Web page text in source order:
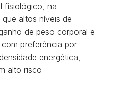
fisiológico, na
altos níveis de
de peso corporal e
preferência por
energética,
alto risco